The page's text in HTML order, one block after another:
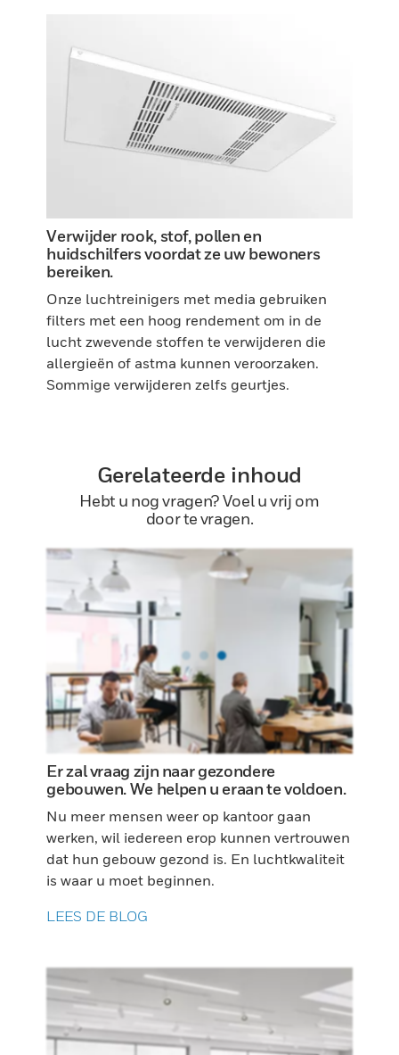
Verwijder rook, stof, pollen en
huidschilfers voordat ze uw bewoners
bereiken.
Onze luchtreinigers met media gebruiken
filters met een hoog rendement om in de
lucht zwevende stoffen te verwijderen die
allergieën of astma kunnen veroorzaken.
Sommige verwijderen zelfs geurtjes.
Gerelateerde inhoud
Hebt u nog vragen? Voel u vrij om
door te vragen.
Er zal vraag zijn naar gezondere
gebouwen. We helpen u eraan te voldoen.
Nu meer mensen weer op kantoor gaan
werken, wil iedereen erop kunnen vertrouwen
dat hun gebouw gezond is. En luchtkwaliteit
is waar u moet beginnen.
LEES DE BLOG